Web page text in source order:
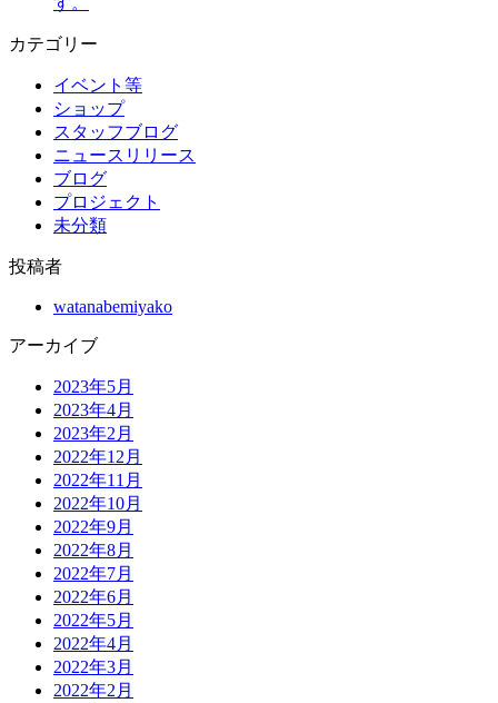
カテゴリー
イベント等
ショップ
スタッフブログ
ニュースリリース
ブログ
プロジェクト
未分類
投稿者
watanabemiyako
アーカイブ
2023年5月
2023年4月
2023年2月
2022年12月
2022年11月
2022年10月
2022年9月
2022年8月
2022年7月
2022年6月
2022年5月
2022年4月
2022年3月
2022年2月